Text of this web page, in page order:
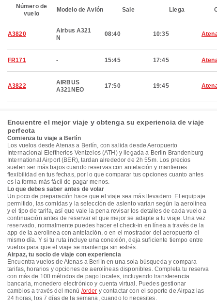
Número de
vuelo
Modelo de Avión Sale Llega
A3820
Airbus A321
N
08:40 10:35
FR171 - 15:45 17:45
A3822
AIRBUS
A321NEO
17:50 19:45
Encuentre el mejor viaje y obtenga su experiencia de viaje
perfecta
Comienza tu viaje a Berlín
Los vuelos desde Atenas a Berlín, con salida desde Aeropuerto
Internacional Eleftherios Venizelos (ATH) y llegada a Berlin Brandenburg
International Airport (BER), tardan alrededor de 2h 55m. Los precios
suelen ser más bajos cuando reservas con antelación y mantienes
flexibilidad en tus fechas, por lo que comparar tus opciones cuanto antes
es la forma más fácil de pagar menos.
Lo que debes saber antes de volar
Un poco de preparación hace que el viaje sea más llevadero. El equipaje
permitido, las comidas y la selección de asiento varían según la aerolínea
y el tipo de tarifa, así que vale la pena revisar los detalles de cada vuelo a
continuación antes de reservar el que mejor se adapte a tu viaje. Una vez
reservado, normalmente puedes hacer el check-in en línea a través de la
app de la aerolínea con antelación, o en el mostrador del aeropuerto el
mismo día. Y si tu ruta incluye una conexión, deja suficiente tiempo entre
vuelos para que el viaje se mantenga sin estrés.
Airpaz, tu socio de viaje con experiencia
Encuentra vuelos de Atenas a Berlín en una sola búsqueda y compara
tarifas, horarios y opciones de aerolíneas disponibles. Completa tu reserva
con más de 100 métodos de pago locales, incluyendo transferencia
bancaria, monedero electrónico y cuenta virtual. Puedes gestionar
cambios a través del menú /order y contactar con el soporte de Airpaz las
24 horas, los 7 días de la semana, cuando lo necesites.